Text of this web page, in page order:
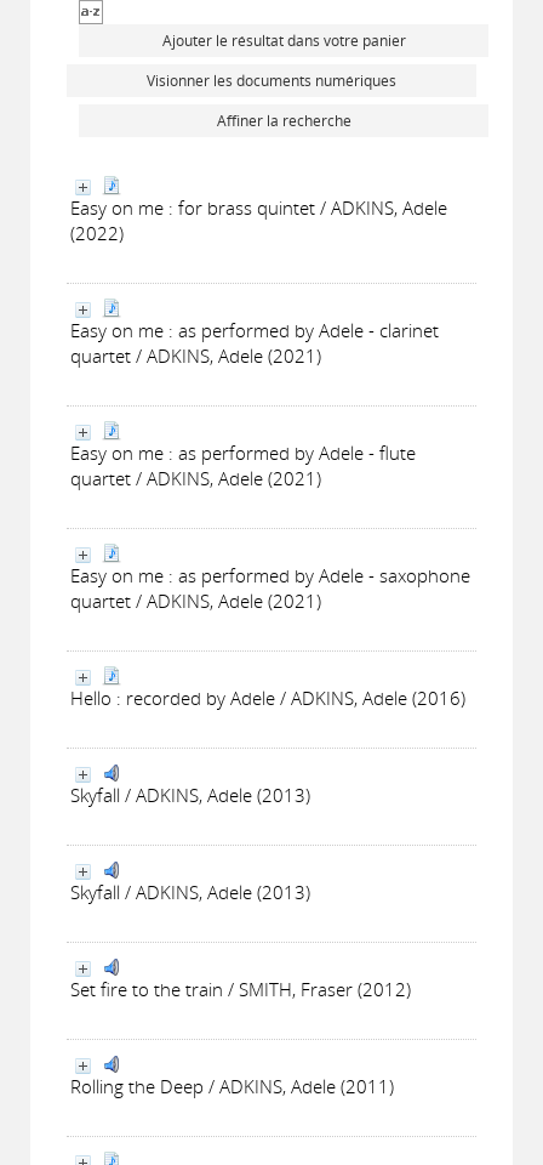
Ajouter le résultat dans votre panier
Visionner les documents numériques
Affiner la recherche
Easy on me : for brass quintet / ADKINS, Adele
(2022)
Easy on me : as performed by Adele - clarinet
quartet / ADKINS, Adele (2021)
Easy on me : as performed by Adele - flute
quartet / ADKINS, Adele (2021)
Easy on me : as performed by Adele - saxophone
quartet / ADKINS, Adele (2021)
Hello : recorded by Adele / ADKINS, Adele (2016)
Skyfall / ADKINS, Adele (2013)
Skyfall / ADKINS, Adele (2013)
Set fire to the train / SMITH, Fraser (2012)
Rolling the Deep / ADKINS, Adele (2011)